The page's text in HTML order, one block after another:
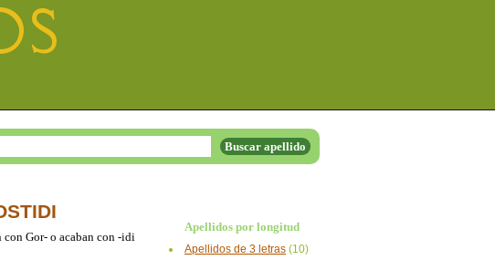
con Gor- o acaban con -idi
Apellidos por longitud
Apellidos de 3 letras (10)